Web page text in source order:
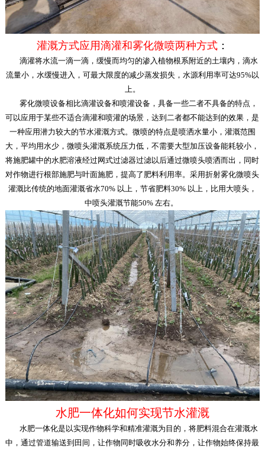
灌溉方式应用滴灌和雾化微喷两种方式：
滴灌将水流一滴一滴，缓慢而均匀的渗入植物根系附近的土壤内，滴水
流量小，水缓慢进入，可最大限度的减少蒸发损失，水源利用率可达95%以
上。
雾化微喷设备相比滴灌设备和喷灌设备，具备一些二者不具备的特点，
可以应用于某些不适合滴灌和喷灌的场景，达到二者都不能达到的效果，是
一种应用潜力较大的节水灌溉方式。微喷的特点是喷洒水量小，灌溉范围
大，平均用水少，微喷头灌溉系统压力低，不需要大型加压设备能耗较小，
将施肥罐中的水肥溶液经过网式过滤器过滤以后通过微喷头喷洒而出，同时
对作物进行根部施肥与叶面施肥，提高了肥料利用率。采用折射雾化微喷头
灌溉比传统的地面灌溉省水70% 以上，节省肥料30% 以上，比用大喷头，
中喷头灌溉节能50% 左右。
水肥一体化如何实现节水灌溉
水肥一体化是以实现作物科学和精准灌溉为目的，将肥料混合在灌溉水
中，通过管道输送到田间，让作物同时吸收水分和养分，让作物始终保持最